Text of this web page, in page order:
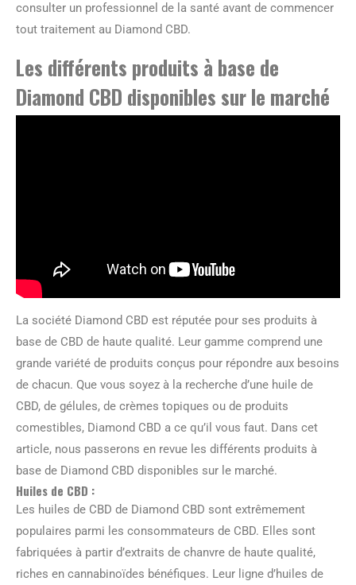
consulter un professionnel de la santé avant de commencer
tout traitement au Diamond CBD.
Les différents produits à base de
Diamond CBD disponibles sur le marché
La société Diamond CBD est réputée pour ses produits à
base de CBD de haute qualité. Leur gamme comprend une
grande variété de produits conçus pour répondre aux besoins
de chacun. Que vous soyez à la recherche d’une huile de
CBD, de gélules, de crèmes topiques ou de produits
comestibles, Diamond CBD a ce qu’il vous faut. Dans cet
article, nous passerons en revue les différents produits à
base de Diamond CBD disponibles sur le marché.
Huiles de CBD :
Les huiles de CBD de Diamond CBD sont extrêmement
populaires parmi les consommateurs de CBD. Elles sont
fabriquées à partir d’extraits de chanvre de haute qualité,
riches en cannabinoïdes bénéfiques. Leur ligne d’huiles de